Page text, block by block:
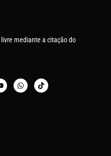
mediante a citação do